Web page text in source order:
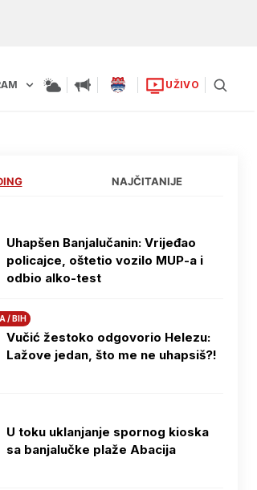
UŽIVO
NAJČITANIJE
Uhapšen Banjalučanin: Vrijeđao
policajce, oštetio vozilo MUP-a i
odbio alko-test
/ BIH
Vučić žestoko odgovorio Helezu:
Lažove jedan, što me ne uhapsiš?!
U toku uklanjanje spornog kioska
sa banjalučke plaže Abacija